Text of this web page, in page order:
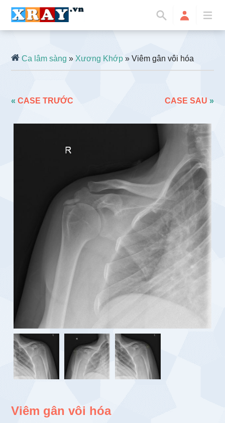
Ca lâm sàng »Xương Khớp » Viêm gân vôi hóa
«CASE TRƯỚC CASE SAU »
Viêm gân vôi hóa